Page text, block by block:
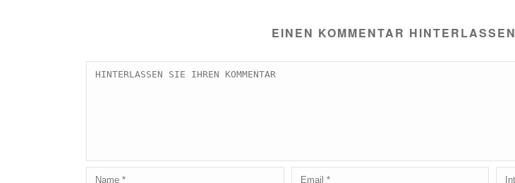
EINEN KOMMENTAR HINTERLASSEN